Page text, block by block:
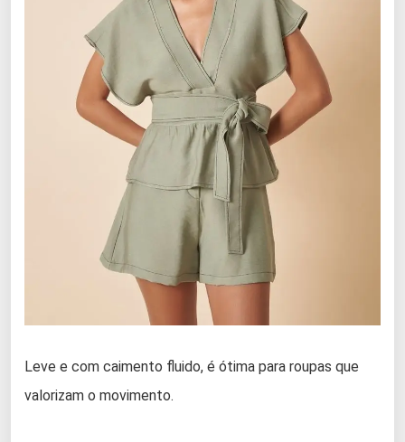
Leve e com caimento fluido, é ótima para roupas que
valorizam o movimento.